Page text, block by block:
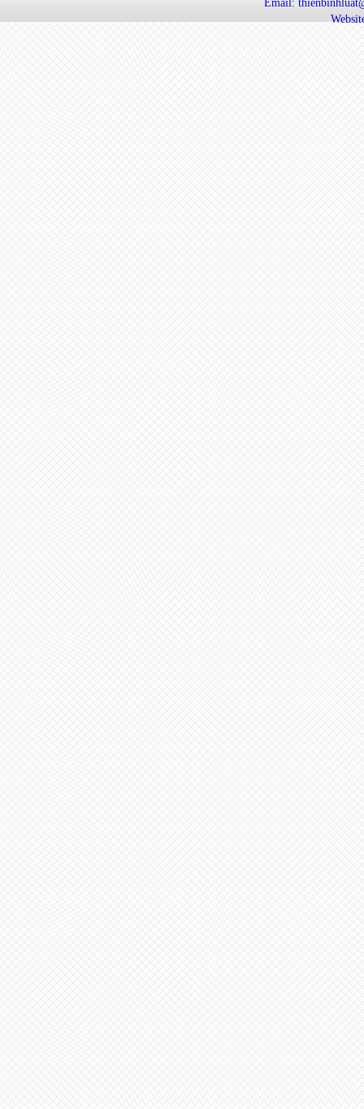
Email: